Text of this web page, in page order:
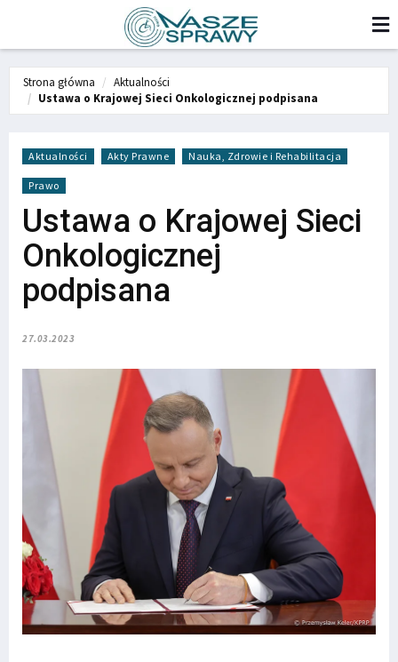
Strona główna
Aktualności
Ustawa o Krajowej Sieci Onkologicznej podpisana
Aktualności Akty Prawne Nauka, Zdrowie i Rehabilitacja
Prawo
Ustawa o Krajowej Sieci
Onkologicznej
podpisana
27.03.2023